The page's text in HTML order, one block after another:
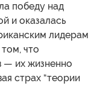
победу над
и оказалась
лидерам
что
— их жизненно
страх “теории